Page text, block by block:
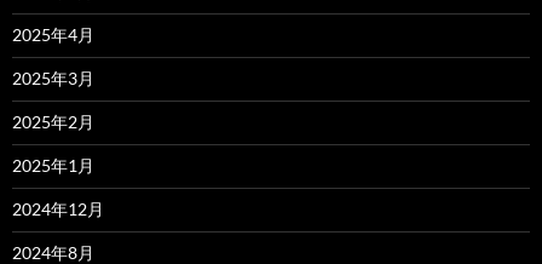
2025年4月
2025年3月
2025年2月
2025年1月
2024年12月
2024年8月